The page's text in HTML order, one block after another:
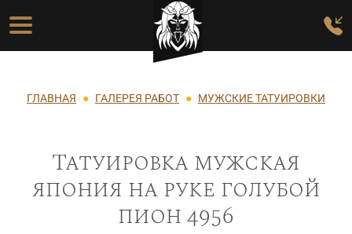
Перейти к основному содержанию
Основная навигация
Строка навигации
ГЛАВНАЯ ГАЛЕРЕЯ РАБОТ МУЖСКИЕ ТАТУИРОВКИ
Татуировка мужская
япония на руке голубой
пион 4956